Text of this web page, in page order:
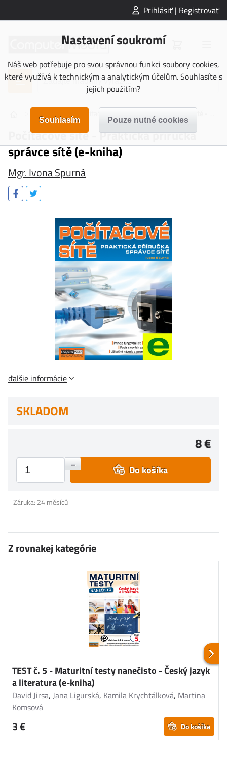
Prihlásiť | Registrovať
Nastavení soukromí
Náš web potřebuje pro svou správnou funkci soubory cookies,
které využívá k technickým a analytickým účelům. Souhlasíte s
jejich použitím?
>
Počítačové sítě - Praktická příručka
správce sítě (e-kniha)
Mgr. Ivona Spurná
ďalšie informácie
SKLADOM
8 €
+
– Do košíka
Záruka: 24 měsíců
Z rovnakej kategórie
TEST č. 5 - Maturitní testy nanečisto - Český jazyk
a literatura (e-kniha)
David Jirsa, Jana Ligurská, Kamila Krychtálková, Martina
Komsová
3 € Do košíka